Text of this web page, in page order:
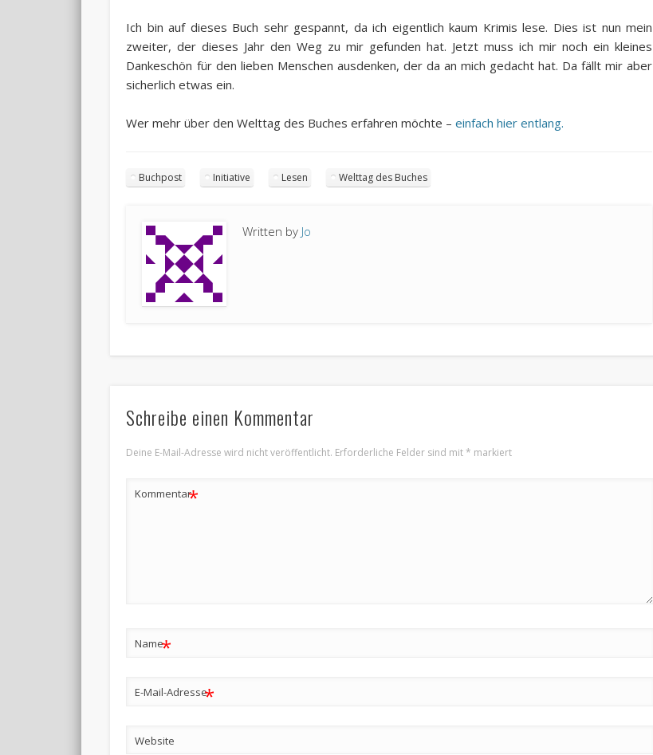
Ich bin auf dieses Buch sehr gespannt, da ich eigentlich kaum Krimis lese. Dies ist nun mein
zweiter, der dieses Jahr den Weg zu mir gefunden hat. Jetzt muss ich mir noch ein kleines
Dankeschön für den lieben Menschen ausdenken, der da an mich gedacht hat. Da fällt mir aber
sicherlich etwas ein.
Wer mehr über den Welttag des Buches erfahren möchte –einfach hier entlang.
Buchpost Initiative Lesen Welttag des Buches
Written by Jo
Schreibe einen Kommentar
Deine E-Mail-Adresse wird nicht veröffentlicht. Erforderliche Felder sind mit* markiert
Kommentar*
Name*
E-Mail-Adresse*
Website